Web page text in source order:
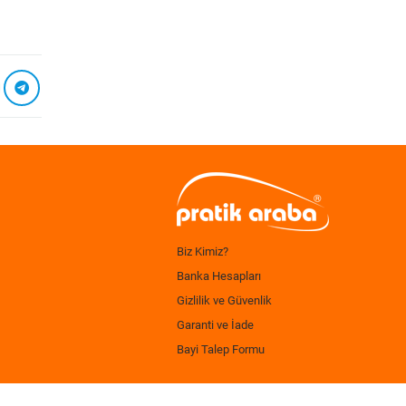
Biz Kimiz?
Banka Hesapları
Gizlilik ve Güvenlik
Garanti ve İade
Bayi Talep Formu